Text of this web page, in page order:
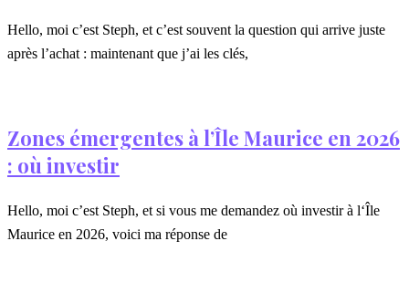
Hello, moi c’est Steph, et c’est souvent la question qui arrive juste
après l’achat : maintenant que j’ai les clés,
Zones émergentes à l’Île Maurice en 2026
: où investir
Hello, moi c’est Steph, et si vous me demandez où investir à l‘Île
Maurice en 2026, voici ma réponse de